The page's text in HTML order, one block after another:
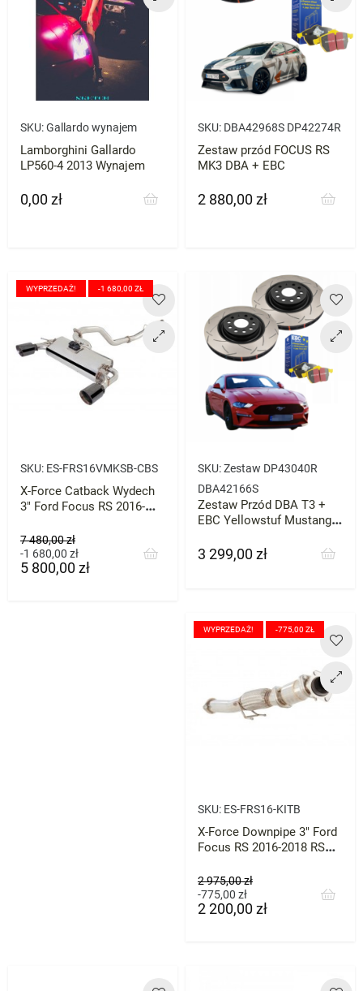
SKU:Gallardo wynajem
Lamborghini Gallardo
LP560-4 2013 Wynajem
Cena
0,00 zł
SKU: DBA42968S DP42274R
Zestaw przód FOCUS RS
MK3 DBA + EBC
Cena
2 880,00 zł
SKU: ES-FRS16VMKSB-CBS
X-Force Catback Wydech
3" Ford Focus RS 2016-
Cena
podstawowa
7 480,00 zł
-1 680,00 złCena
5 800,00 zł
WYPRZEDAŻ! -1 680,00 ZŁ
SKU:Zestaw DP43040R
DBA42166S
Zestaw Przód DBA T3 +
EBC Yellowstuf Mustang
Cena
3 299,00 zł
SKU: ES-FRS16-KITB
X-Force Downpipe 3" Ford
Focus RS 2016-2018 RS
Cena
podstawowa
2 975,00 zł
-775,00 złCena
2 200,00 zł
WYPRZEDAŻ! -775,00 ZŁ